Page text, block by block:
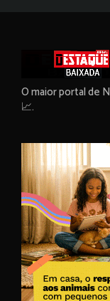
O maior portal de
📈.